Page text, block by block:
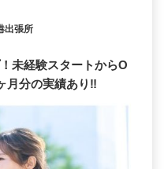
出張所
未経験スタートからO
月分の実績あり‼